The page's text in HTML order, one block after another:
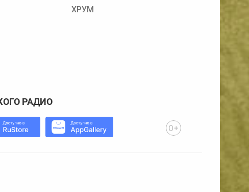
ХРУМ
РАДИО
0+